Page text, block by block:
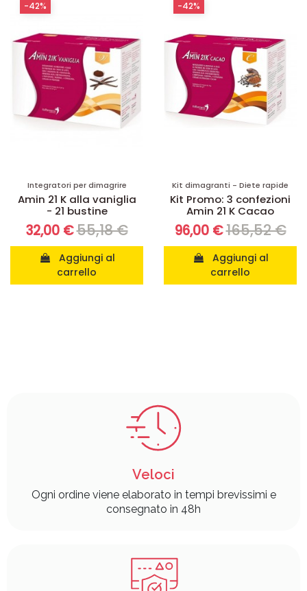
Integratori per dimagrire
Amin 21 K alla vaniglia
- 21 bustine
32,00 €55,18 €
carrello
-42%
Kit dimagranti - Diete rapide
Kit Promo: 3 confezioni
Amin 21 K Cacao
96,00 €165,52 €
carrello
-42%
Veloci
Ogni ordine viene elaborato in tempi brevissimi e
consegnato in 48h